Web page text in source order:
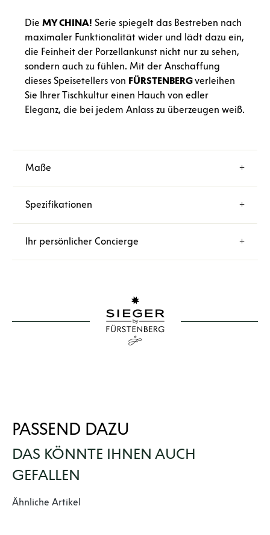
Die MY CHINA! Serie spiegelt das Bestreben nach
maximaler Funktionalität wider und lädt dazu ein,
die Feinheit der Porzellankunst nicht nur zu sehen,
sondern auch zu fühlen. Mit der Anschaffung
dieses Speisetellers von FÜRSTENBERGverleihen
Sie Ihrer Tischkultur einen Hauch von edler
Eleganz, die bei jedem Anlass zu überzeugen weiß.
Maße
Spezifikationen
Ihr persönlicher Concierge
PASSEND DAZU
DAS KÖNNTE IHNEN AUCH
GEFALLEN
Produktgalerie überspringen
Ähnliche Artikel